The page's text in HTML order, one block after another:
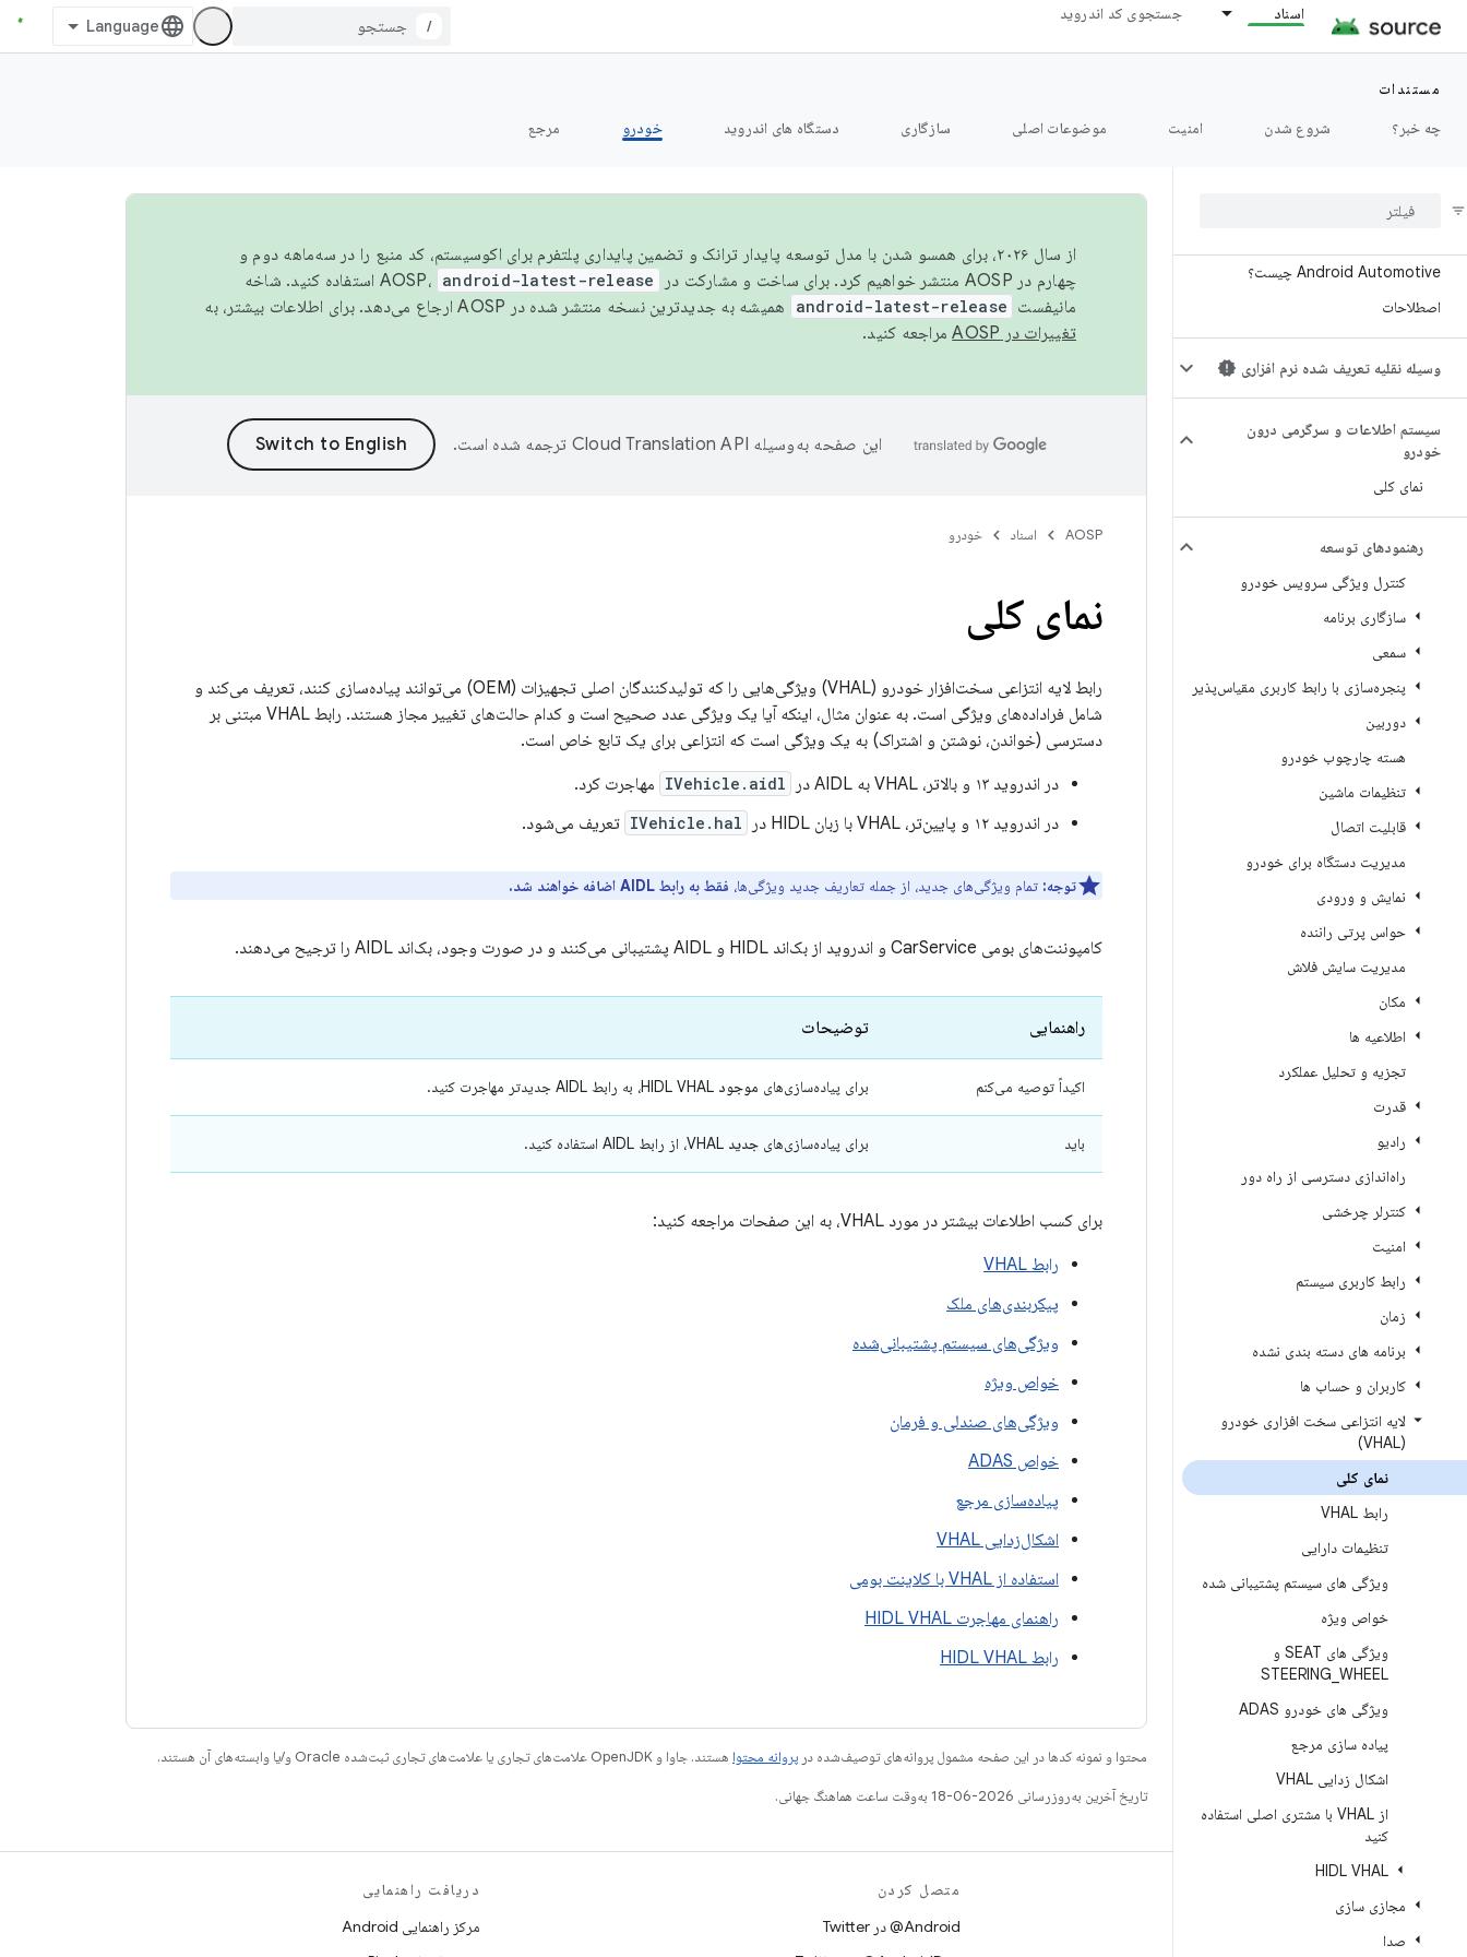
اسناد جستجوی کد اندروید
/
مستندات
چه خبر؟
شروع شدن امنیت موضوعات اصلی سازگاری دستگاه های اندروید خودرو مرجع
نمای کلی
Android Automotive چیست؟
اصطلاحات
وسیله نقلیه تعریف شده نرم افزاری
سیستم اطلاعات و سرگرمی درون
خودرو
نمای کلی
رهنمودهای توسعه
کنترل ویژگی سرویس خودرو
سازگاری برنامه
سمعی
پنجره‌سازی با رابط کاربری مقیاس‌پذیر
دوربین
هسته چارچوب خودرو
تنظیمات ماشین
قابلیت اتصال
مدیریت دستگاه برای خودرو
نمایش و ورودی
حواس پرتی راننده
مدیریت سایش فلاش
مکان
اطلاعیه ها
تجزیه و تحلیل عملکرد
قدرت
رادیو
راه‌اندازی دسترسی از راه دور
کنترلر چرخشی
امنیت
رابط کاربری سیستم
زمان
برنامه های دسته بندی نشده
کاربران و حساب ها
لایه انتزاعی سخت افزاری خودرو
(VHAL)
نمای کلی
رابط VHAL
تنظیمات دارایی
ویژگی های سیستم پشتیبانی شده
خواص ویژه
ویژگی های SEAT و
STEERING WHEEL
ویژگی های خودرو ADAS
پیاده سازی مرجع
اشکال زدایی VHAL
از VHAL با مشتری اصلی استفاده
کنید
HIDL VHAL
مجازی سازی
صدا
از سال ۲۰۲۶، برای همسو شدن با مدل توسعه پایدار ترانک و تضمین پایداری پلتفرم برای اکوسیستم، کد منبع را در سه‌ماهه دوم و
چهارم در AOSP منتشر خواهیم کرد. برای ساخت و مشارکت در AOSP،
android-latest-release
استفاده کنید. شاخه
مانیفست android-latest-release
همیشه به جدیدترین نسخه منتشر شده در AOSP ارجاع می‌دهد. برای اطلاعات بیشتر، به
تغییرات در AOSP
مراجعه کنید.
این صفحه به‌وسیله ترجمه شده است.
AOSP اسناد خودرو
نمای کلی
رابط لایه انتزاعی سخت‌افزار خودرو (VHAL) ویژگی‌هایی را که تولیدکنندگان اصلی تجهیزات (OEM) می‌توانند پیاده‌سازی کنند، تعریف می‌کند و
شامل فراداده‌های ویژگی است. به عنوان مثال، اینکه آیا یک ویژگی عدد صحیح است و کدام حالت‌های تغییر مجاز هستند. رابط VHAL مبتنی بر
دسترسی (خواندن، نوشتن و اشتراک) به یک ویژگی است که انتزاعی برای یک تابع خاص است.
در اندروید ۱۳ و بالاتر، VHAL به AIDL در
IVehicle.aidl مهاجرت کرد.
در اندروید ۱۲ و پایین‌تر، VHAL با زبان HIDL در
IVehicle.hal تعریف می‌شود.
توجه: تمام ویژگی‌های جدید، از جمله تعاریف جدید ویژگی‌ها، فقط به رابط AIDL اضافه خواهند شد.
کامپوننت‌های بومی CarService و اندروید از بک‌اند HIDL و AIDL پشتیبانی می‌کنند و در صورت وجود، بک‌اند AIDL را ترجیح می‌دهند.
راهنمایی توضیحات
اکیداً توصیه می‌کنم برای پیاده‌سازی‌های موجود
باید برای پیاده‌سازی‌های جدید
برای کسب اطلاعات بیشتر در مورد VHAL، به این صفحات مراجعه کنید:
رابط VHAL
پیکربندی‌های ملک
ویژگی‌های سیستم پشتیبانی‌شده
خواص ویژه
ویژگی‌های صندلی و فرمان
خواص ADAS
پیاده‌سازی مرجع
اشکال‌زدایی VHAL
استفاده از VHAL با کلاینت بومی
راهنمای مهاجرت HIDL VHAL
رابط HIDL VHAL
محتوا و نمونه کدها در این صفحه مشمول پروانه‌های توصیف‌شده در پروانه محتوا هستند. جاوا و OpenJDK علامت‌های تجاری یا علامت‌های تجاری ثبت‌شده Oracle و/یا وابسته‌های آن هستند.
تاریخ آخرین به‌روزرسانی 2026-06-18 به‌وقت ساعت هماهنگ جهانی.
متصل کردن
Android@ در Twitter
دریافت راهنمایی
مرکز راهنمایی Android